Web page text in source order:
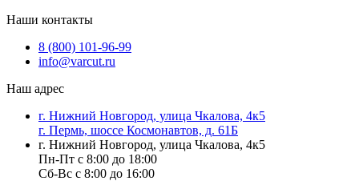
Наши контакты
8 (800) 101-96-99
info@varcut.ru
Наш адрес
г. Нижний Новгород, улица Чкалова, 4к5
г. Пермь, шоссе Космонавтов, д. 61Б
г. Нижний Новгород, улица Чкалова, 4к5
Пн-Пт с 8:00 до 18:00
Сб-Вс с 8:00 до 16:00